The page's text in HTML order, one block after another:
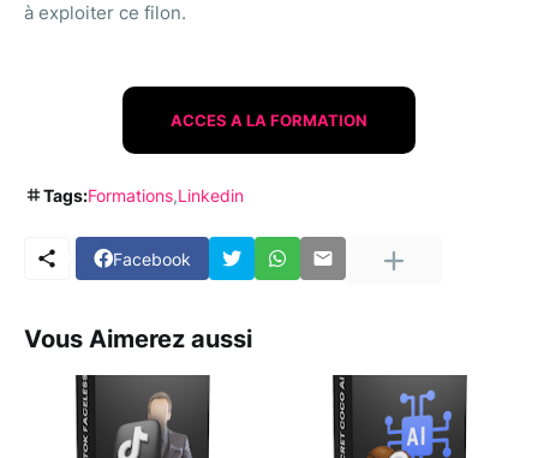
à exploiter ce filon.
ACCES A LA FORMATION
Tags:Formations Linkedin
Facebook
Vous Aimerez aussi